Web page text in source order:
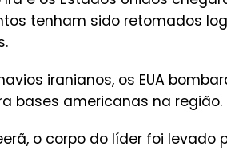
tenham sido retomados
iranianos, os EUA
bases americanas na região.
o corpo do líder foi levado